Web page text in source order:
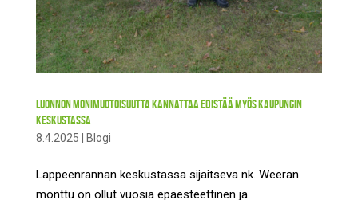
Luonnon monimuotoisuutta kannattaa edistää myös kaupungin
keskustassa
8.4.2025 Blogi
Lappeenrannan keskustassa sijaitseva nk. Weeran
monttu on ollut vuosia epäesteettinen ja